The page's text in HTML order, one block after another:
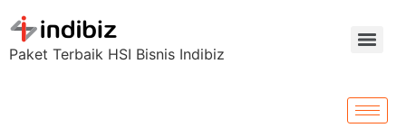
Paket Terbaik HSI Bisnis Indibiz